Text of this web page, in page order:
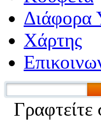
Διάφορα
Χάρτης